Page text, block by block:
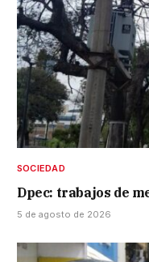
SOCIEDAD
Dpec: trabajos de
5 de agosto de 2026